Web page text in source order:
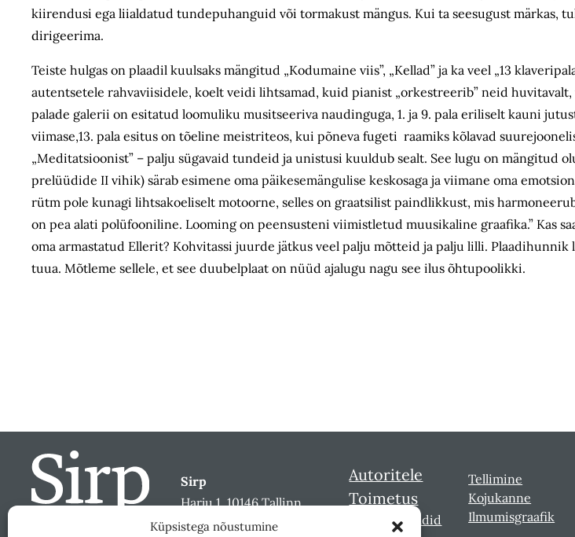
Küpsistega nõustumine
kiirendusi ega liialdatud tundepuhanguid või tormakust mängus. Kui ta seesugust märkas,
dirigeerima.
Teiste hulgas on plaadil kuulsaks mängitud „Kodumaine viis”, „Kellad” ja ka veel „13
autentsetele rahvaviisidele, koelt veidi lihtsamad, kuid pianist „orkestreerib” neid huvitavalt,
palade galerii on esitatud loomuliku musitseeriva naudinguga, 1. ja 9. pala eriliselt kauni
viimase,13. pala esitus on tõeline meistriteos, kui põneva fugeti raamiks kõlavad
„Meditatsioonist” – palju sügavaid tundeid ja unistusi kuuldub sealt. See lugu on mängitud
prelüüdide II vihik) särab esimene oma päikesemängulise keskosaga ja viimane oma
rütm pole kunagi lihtsakoeliselt motoorne, selles on graatsilist paindlikkust, mis
on pea alati polüfooniline. Looming on peensusteni viimistletud muusikaline graafika.” Kas
oma armastatud Ellerit? Kohvitassi juurde jätkus veel palju mõtteid ja palju lilli.
tuua. Mõtleme sellele, et see duubelplaat on nüüd ajalugu nagu see ilus õhtupoolikki.
Sirp
Harju 1, 10146 Tallinn
sirp@sirp.ee
Autoritele
Toimetus
Sirbi laureaadid
Tellimine
Kojukanne
Ilmumisgraafik